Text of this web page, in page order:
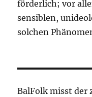
förderlich; vor
sensiblen,
solchen
BalFolk misst der